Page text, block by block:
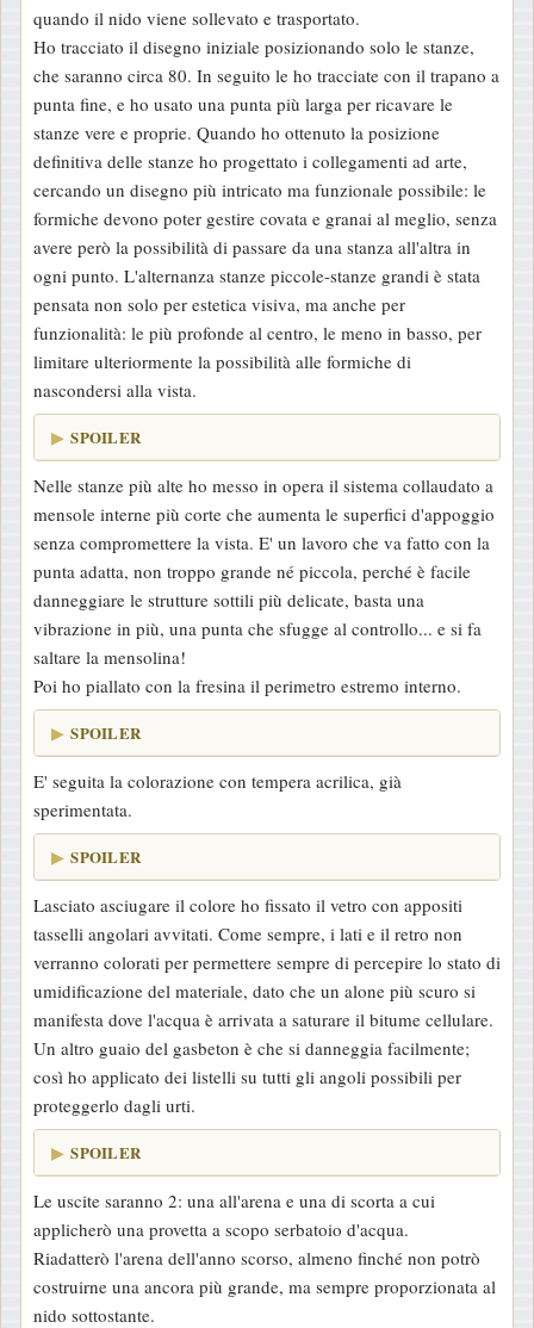
quando il nido viene sollevato e trasportato.
Ho tracciato il disegno iniziale posizionando solo le stanze,
che saranno circa 80. In seguito le ho tracciate con il trapano a
punta fine, e ho usato una punta più larga per ricavare le
stanze vere e proprie. Quando ho ottenuto la posizione
definitiva delle stanze ho progettato i collegamenti ad arte,
cercando un disegno più intricato ma funzionale possibile: le
formiche devono poter gestire covata e granai al meglio, senza
avere però la possibilità di passare da una stanza all'altra in
ogni punto. L'alternanza stanze piccole-stanze grandi è stata
pensata non solo per estetica visiva, ma anche per
funzionalità: le più profonde al centro, le meno in basso, per
limitare ulteriormente la possibilità alle formiche di
nascondersi alla vista.
SPOILER
Nelle stanze più alte ho messo in opera il sistema collaudato a
mensole interne più corte che aumenta le superfici d'appoggio
senza compromettere la vista. E' un lavoro che va fatto con la
punta adatta, non troppo grande né piccola, perché è facile
danneggiare le strutture sottili più delicate, basta una
vibrazione in più, una punta che sfugge al controllo... e si fa
saltare la mensolina!
Poi ho piallato con la fresina il perimetro estremo interno.
SPOILER
E' seguita la colorazione con tempera acrilica, già
sperimentata.
SPOILER
Lasciato asciugare il colore ho fissato il vetro con appositi
tasselli angolari avvitati. Come sempre, i lati e il retro non
verranno colorati per permettere sempre di percepire lo stato di
umidificazione del materiale, dato che un alone più scuro si
manifesta dove l'acqua è arrivata a saturare il bitume cellulare.
Un altro guaio del gasbeton è che si danneggia facilmente;
così ho applicato dei listelli su tutti gli angoli possibili per
proteggerlo dagli urti.
SPOILER
Le uscite saranno 2: una all'arena e una di scorta a cui
applicherò una provetta a scopo serbatoio d'acqua.
Riadatterò l'arena dell'anno scorso, almeno finché non potrò
costruirne una ancora più grande, ma sempre proporzionata al
nido sottostante.